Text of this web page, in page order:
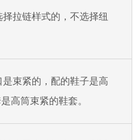
拉链样式的，不选择纽
束紧的，配的鞋子是高
是高筒束紧的鞋套。